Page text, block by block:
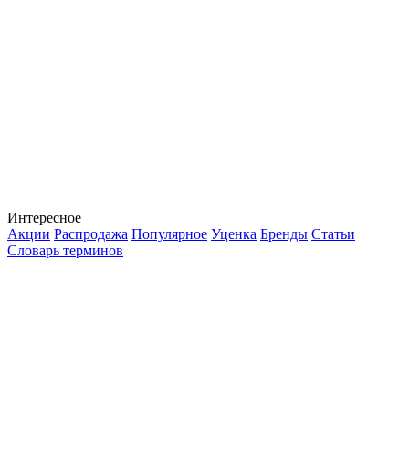
Интересное
Акции Распродажа Популярное Уценка Бренды Статьи
Словарь терминов